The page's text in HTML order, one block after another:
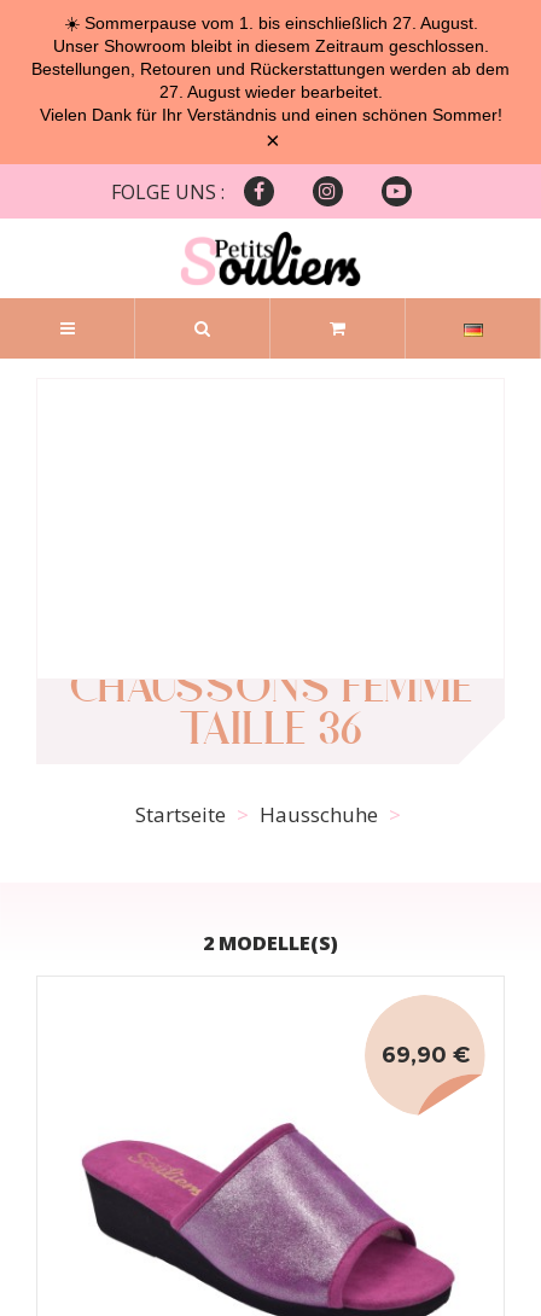
☀️ Sommerpause vom 1. bis einschließlich 27. August.
Unser Showroom bleibt in diesem Zeitraum geschlossen.
Bestellungen, Retouren und Rückerstattungen werden ab dem
27. August wieder bearbeitet.
Vielen Dank für Ihr Verständnis und einen schönen Sommer!
×
FOLGE UNS :
CHAUSSONS FEMME
TAILLE 36
Startseite Hausschuhe
2 MODELLE(S)
69,90 €